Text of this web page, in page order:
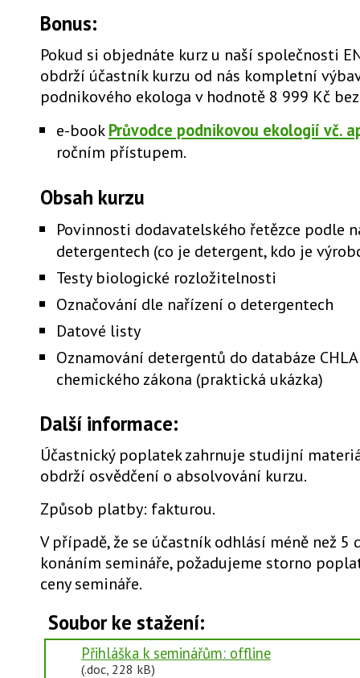
Bonus:
Pokud si objednáte kurz u naší společnosti
obdrží účastník kurzu od nás kompletní
podnikového ekologa v hodnotě 8 999 Kč
e-bookPrůvodce podnikovou ekologií vč.
ročním přístupem.
Obsah kurzu
Povinnosti dodavatelského řetězce podle
detergentech (co je detergent, kdo je
Testy biologické rozložitelnosti
Označování dle nařízení o detergentech
Datové listy
Oznamování detergentů do databáze
chemického zákona (praktická ukázka)
Další informace:
Účastnický poplatek zahrnuje studijní
obdrží osvědčení o absolvování kurzu.
Způsob platby: fakturou.
V případě, že se účastník odhlásí méně než 5
konáním semináře, požadujeme storno
ceny semináře.
Soubor ke stažení:
Přihláška k seminářům: offline
(.doc, 228 kB)